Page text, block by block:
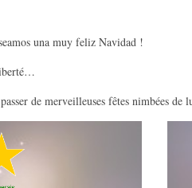
una muy feliz Navidad !
de merveilleuses fêtes nimbées de